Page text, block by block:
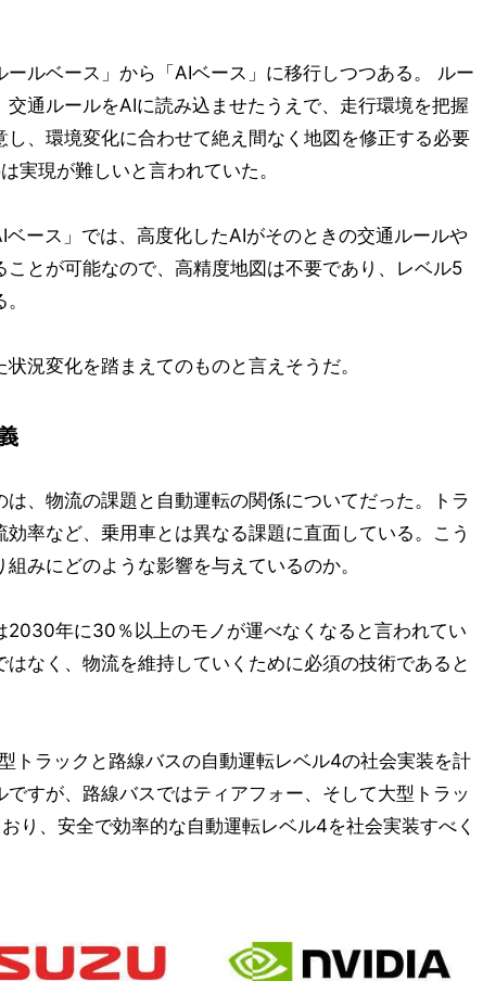
ルベース」から「AIベース」に移行しつつある。 ルー
通ルールをAIに読み込ませたうえで、走行環境を把握
、環境変化に合わせて絶え間なく地図を修正する必要
実現が難しいと言われていた。
ース」では、高度化したAIがそのときの交通ルールや
とが可能なので、高精度地図は不要であり、レベル5
況変化を踏まえてのものと言えそうだ。
、物流の課題と自動運転の関係についてだった。トラ
率など、乗用車とは異なる課題に直面している。こう
みにどのような影響を与えているのか。
2030年に30％以上のモノが運べなくなると言われてい
なく、物流を維持していくために必須の技術であると
トラックと路線バスの自動運転レベル4の社会実装を計
すが、路線バスではティアフォー、そして大型トラッ
り、安全で効率的な自動運転レベル4を社会実装すべく